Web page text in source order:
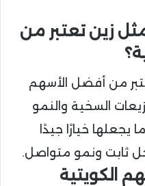
زين تعتبر من
من أفضل الأسهم
السخية والنمو
يجعلها خيارًا جيدًا
ثابت ونمو متواصل.
الكويتية